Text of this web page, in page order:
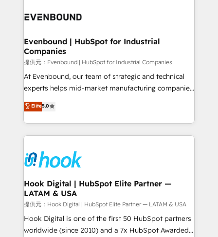
to accompany companies on their digital
Data & Content 📈 Sales & Marketing Alignment +
Agent Creation 🔄 Custom Integrations & Data
Migration Why 1406 We become part of your team.
Your team learns while we build. We fix what others
broke. Built for mid-market reality—practical
solutions that work with your actual headcount and
HubSpot partners 🔄 Top 5% globally in client
retention 📅 8+ years of consistent results since 2017
move beyond spreadsheets into unified systems
that drive real business results.
Evenbound | HubSpot for Industrial
Companies
提供元：Evenbound | HubSpot for Industrial Companies
At Evenbound, our team of strategic and technical
experts helps mid-market manufacturing companies
achieve real growth. We specialize in delivering
tailored solutions that drive results by leveraging
HubSpot’s platform and data to fuel success.
Technical Solutions: - HubSpot Technical Consulting -
Onboarding - Data Migration & Integrations -
Technical Audit & Optimization Strategic Solutions: -
Revenue Operations - Inbound Marketing -
Outbound Marketing - HubSpot CMS Website
Design & Development We empower our clients to
reach their full potential by providing transparent,
relationship-driven support. With over 300 HubSpot
Elite5.0
Hook Digital | HubSpot Elite Partner —
LATAM & USA
提供元：Hook Digital | HubSpot Elite Partner — LATAM & USA
Hook Digital is one of the first 50 HubSpot partners
worldwide (since 2010) and a 7x HubSpot Awarded